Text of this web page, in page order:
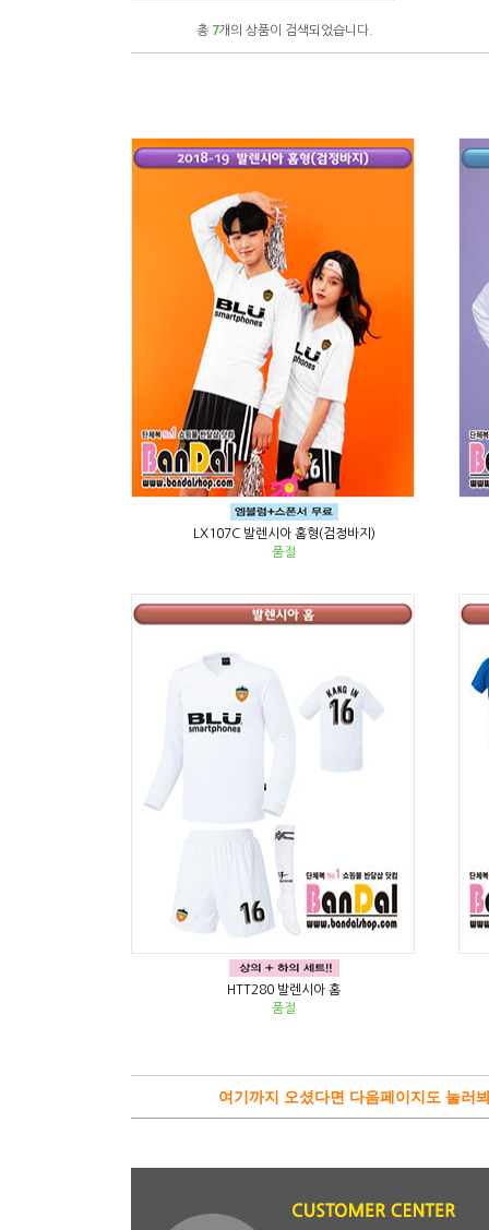
총 7개의 상품이 검색되었습니다.
LX107C 발렌시아 홈형(검정바지)
품절
HTT280 발렌시아 홈
품절
여기까지 오셨다면 다음페이지도 눌러